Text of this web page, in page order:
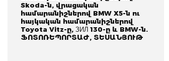
Skoda-ն, վրացական
համարանիշներով BMW X5-ն ու
հայկական համարանիշներով
Toyota Vitz-ը, ЗИЛ 130-ը և BMW-ն.
ՖՈՏՈՌԵՊՈՐՏԱԺ, ՏԵՍԱՆՅՈՒԹ